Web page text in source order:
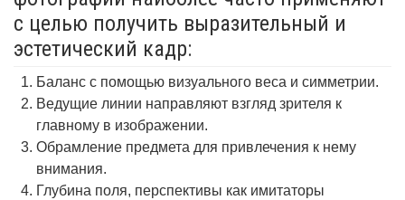
с целью получить выразительный и
эстетический кадр:
Баланс с помощью визуального веса и симметрии.
Ведущие линии направляют взгляд зрителя к
главному в изображении.
Обрамление предмета для привлечения к нему
внимания.
Глубина поля, перспективы как имитаторы